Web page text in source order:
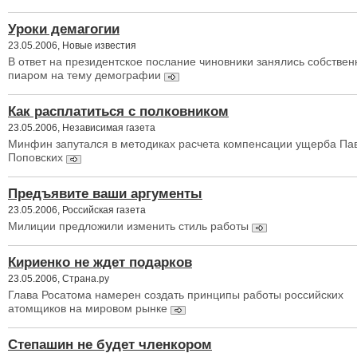
Уроки демагогии
23.05.2006, Новые известия
В ответ на президентское послание чиновники занялись
пиаром на тему демографии
Как расплатиться с полковником
23.05.2006, Независимая газета
Минфин запутался в методиках расчета компенсации ущерба
Поповских
Предъявите ваши аргументы
23.05.2006, Российская газета
Милиции предложили изменить стиль работы
Кириенко не ждет подарков
23.05.2006, Страна.ру
Глава Росатома намерен создать принципы работы российских
атомщиков на мировом рынке
Степашин не будет членкором